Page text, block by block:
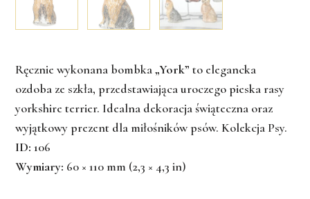
Ręcznie wykonana bombka„York” to elegancka
ozdoba ze szkła, przedstawiająca uroczego pieska rasy
yorkshire terrier. Idealna dekoracja świąteczna oraz
wyjątkowy prezent dla miłośników psów. Kolekcja Psy.
ID: 106
Wymiary: 60 × 110 mm (2,3 × 4,3 in)